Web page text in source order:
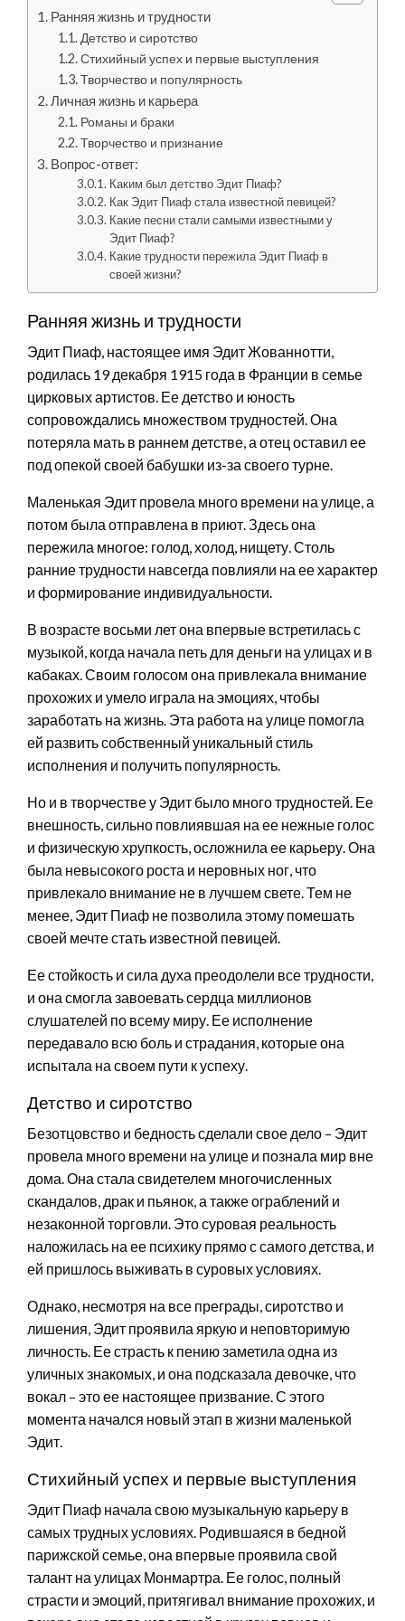
Ранняя жизнь и трудности
Детство и сиротство
Стихийный успех и первые выступления
Творчество и популярность
Личная жизнь и карьера
Романы и браки
Творчество и признание
Вопрос-ответ:
Каким был детство Эдит Пиаф?
Как Эдит Пиаф стала известной певицей?
Какие песни стали самыми известными у
Эдит Пиаф?
Какие трудности пережила Эдит Пиаф в
своей жизни?
Ранняя жизнь и трудности
Эдит Пиаф, настоящее имя Эдит Жованнотти,
родилась 19 декабря 1915 года в Франции в семье
цирковых артистов. Ее детство и юность
сопровождались множеством трудностей. Она
потеряла мать в раннем детстве, а отец оставил ее
под опекой своей бабушки из-за своего турне.
Маленькая Эдит провела много времени на улице, а
потом была отправлена в приют. Здесь она
пережила многое: голод, холод, нищету. Столь
ранние трудности навсегда повлияли на ее характер
и формирование индивидуальности.
В возрасте восьми лет она впервые встретилась с
музыкой, когда начала петь для деньги на улицах и в
кабаках. Своим голосом она привлекала внимание
прохожих и умело играла на эмоциях, чтобы
заработать на жизнь. Эта работа на улице помогла
ей развить собственный уникальный стиль
исполнения и получить популярность.
Но и в творчестве у Эдит было много трудностей. Ее
внешность, сильно повлиявшая на ее нежные голос
и физическую хрупкость, осложнила ее карьеру. Она
была невысокого роста и неровных ног, что
привлекало внимание не в лучшем свете. Тем не
менее, Эдит Пиаф не позволила этому помешать
своей мечте стать известной певицей.
Ее стойкость и сила духа преодолели все трудности,
и она смогла завоевать сердца миллионов
слушателей по всему миру. Ее исполнение
передавало всю боль и страдания, которые она
испытала на своем пути к успеху.
Детство и сиротство
Безотцовство и бедность сделали свое дело – Эдит
провела много времени на улице и познала мир вне
дома. Она стала свидетелем многочисленных
скандалов, драк и пьянок, а также ограблений и
незаконной торговли. Это суровая реальность
наложилась на ее психику прямо с самого детства, и
ей пришлось выживать в суровых условиях.
Однако, несмотря на все преграды, сиротство и
лишения, Эдит проявила яркую и неповторимую
личность. Ее страсть к пению заметила одна из
уличных знакомых, и она подсказала девочке, что
вокал – это ее настоящее призвание. С этого
момента начался новый этап в жизни маленькой
Эдит.
Стихийный успех и первые выступления
Эдит Пиаф начала свою музыкальную карьеру в
самых трудных условиях. Родившаяся в бедной
парижской семье, она впервые проявила свой
талант на улицах Монмартра. Ее голос, полный
страсти и эмоций, притягивал внимание прохожих, и